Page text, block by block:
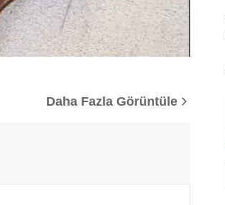
Daha Fazla Görüntüle